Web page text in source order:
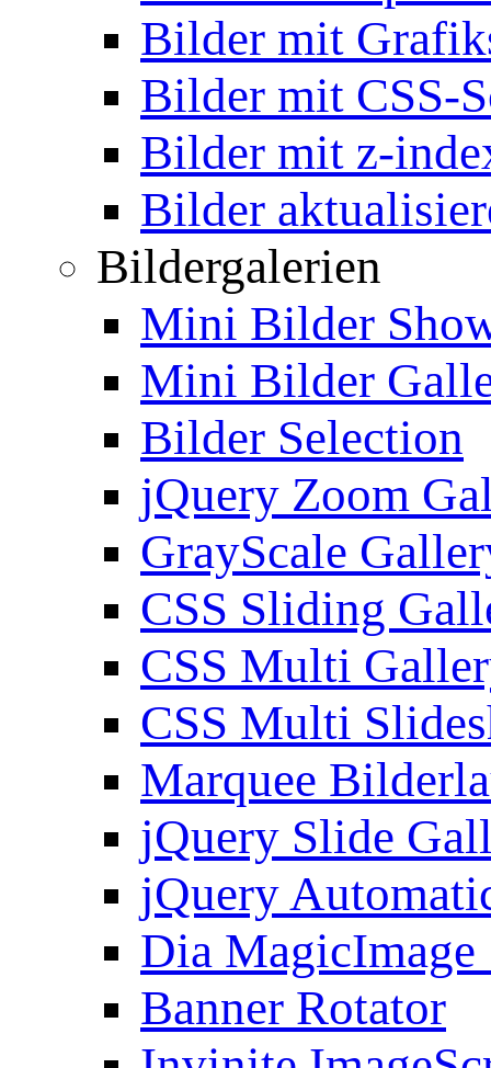
Bilder mit
Bilder mit CSS-
Bilder mit z-
Bilder
Bildergalerien
Mini Bilder
Mini Bilder
Bilder Selection
jQuery Zoom
GrayScale
CSS Sliding
CSS Multi
CSS Multi
Marquee
jQuery Slide
jQuery
Dia MagicImage
Banner Rotator